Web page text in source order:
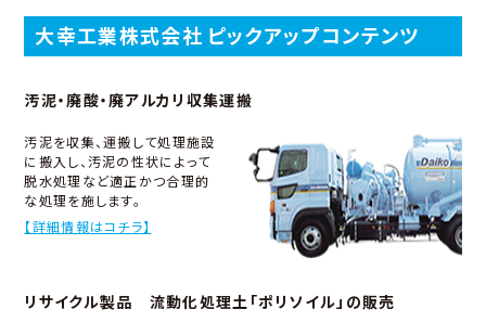
大幸工業株式会社 ピックアップコンテンツ
汚泥・廃酸・廃アルカリ収集運搬
汚泥を収集、運搬して処理施設
に搬入し、汚泥の性状によって
脱水処理など適正かつ合理的
な処理を施します。
【詳細情報はコチラ】
リサイクル製品 流動化処理土「ポリソイル」の販売